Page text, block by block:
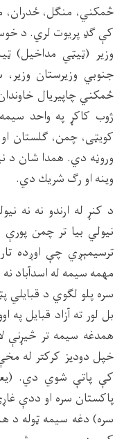
څمكني، منګل، ځدران،
كې ګډ پريوت لري. د
وزير (ټيټي مداخيل)
جنوبي وزيرستان
ځمكني چاپيريال
ژوب كاكړ په واحد
كويټى، چمن، ګلستان
وروڼه دي. همدا شان د
وينه او رګ شريك دي.
د كنړ له ارندو نه نه
نيولي بيا تر چمن پورې
ترسيمېږي چې اوږده
مهمه سيمه له اسدآباد
سره پلو لګوي د
بل لور ته آزاد قبايل
همدغه سيمه تر
خپل دوديز كركتر له
كې پاتې شوي دي.
پاكستان سره او ددې
سره) دغه سيمه ټوله د